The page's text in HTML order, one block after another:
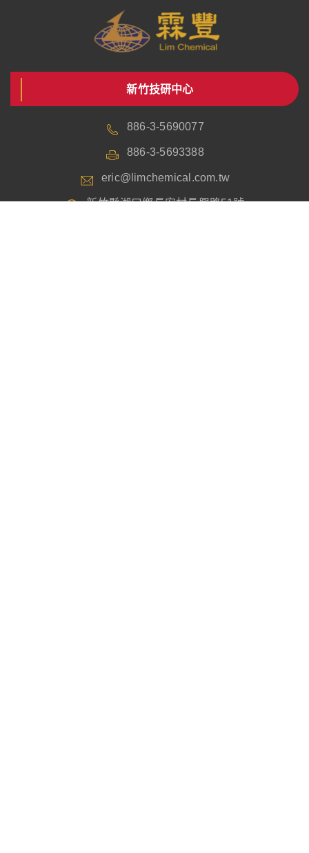
新竹技研中心
886-3-5690077
886-3-5693388
eric@limchemical.com.tw
新竹縣湖口鄉長安村長興路51號